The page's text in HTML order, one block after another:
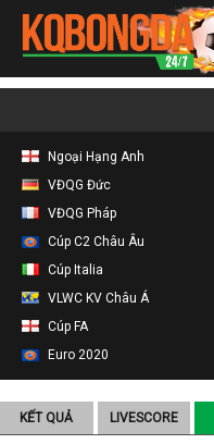
Ngoại Hạng Anh
VĐQG Đức
VĐQG Pháp
Cúp C2 Châu Âu
Cúp Italia
VLWC KV Châu Á
Cúp FA
Euro 2020
KẾT QUẢ LIVESCORE